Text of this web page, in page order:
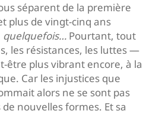
séparent de la première
plus de vingt-cinq ans
quelquefois… Pourtant, tout
les résistances, les luttes —
être plus vibrant encore, à la
Car les injustices que
alors ne se sont pas
nouvelles formes. Et sa